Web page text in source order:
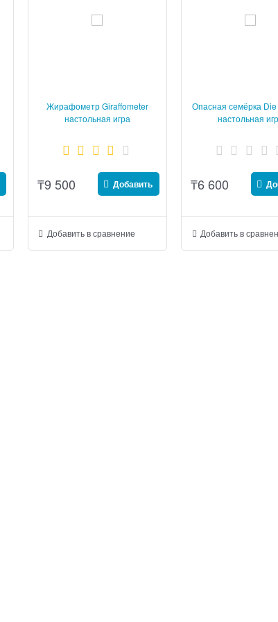
Жирафометр Giraffometer
настольная игра
₸9 500 Добавить
Добавить в сравнение
Опасная семёрка
настольная
₸6 600
Добавить в